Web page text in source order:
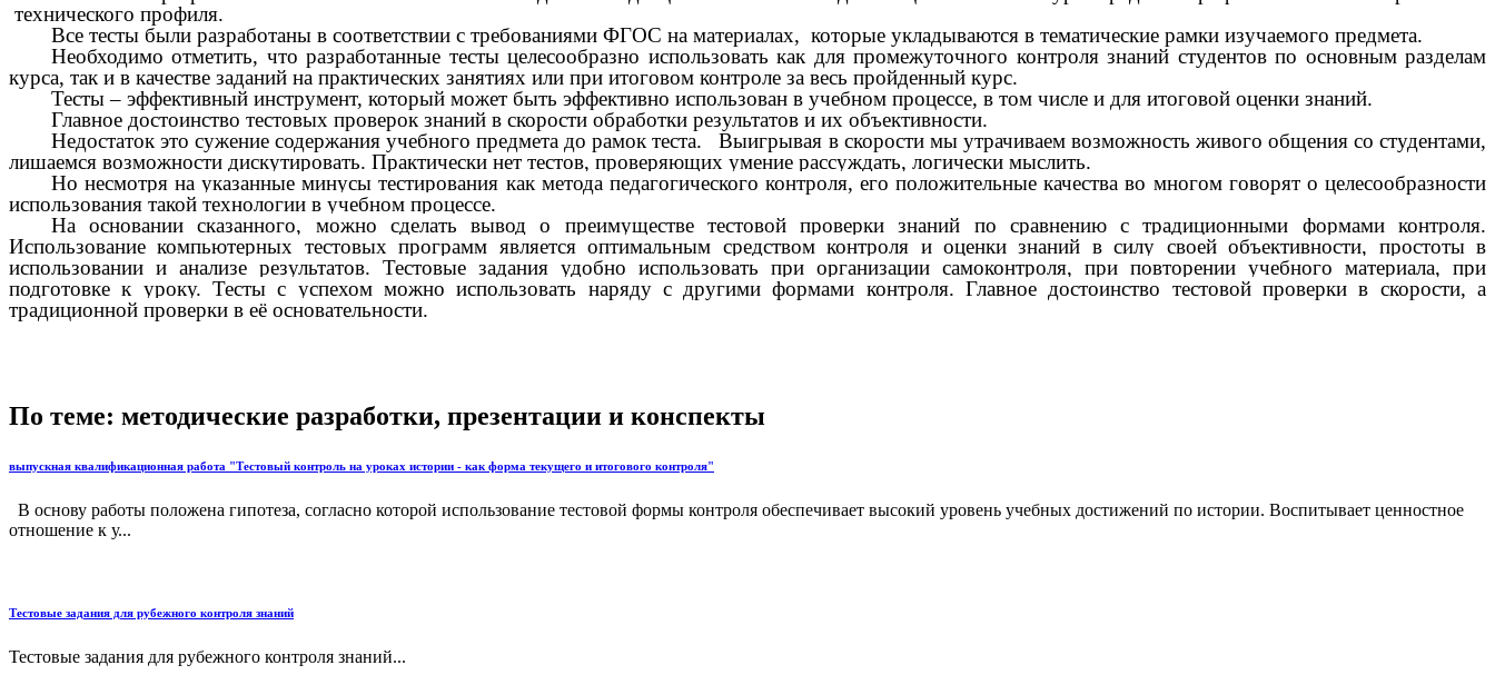
технического профиля.
Все тесты были разработаны в соответствии с требованиями ФГОС на материалах, которые укладываются в тематические рамки изучаемого предмета.
Необходимо отметить, что разработанные тесты целесообразно использовать как для промежуточного контроля знаний студентов по основным разделам
курса, так и в качестве заданий на практических занятиях или при итоговом контроле за весь пройденный курс.
Тесты – эффективный инструмент, который может быть эффективно использован в учебном процессе, в том числе и для итоговой оценки знаний.
Главное достоинство тестовых проверок знаний в скорости обработки результатов и их объективности.
Недостаток это сужение содержания учебного предмета до рамок теста. Выигрывая в скорости мы утрачиваем возможность живого общения со студентами,
лишаемся возможности дискутировать. Практически нет тестов, проверяющих умение рассуждать, логически мыслить.
Но несмотря на указанные минусы тестирования как метода педагогического контроля, его положительные качества во многом говорят о целесообразности
использования такой технологии в учебном процессе.
На основании сказанного, можно сделать вывод о преимуществе тестовой проверки знаний по сравнению с традиционными формами контроля.
Использование компьютерных тестовых программ является оптимальным средством контроля и оценки знаний в силу своей объективности, простоты в
использовании и анализе результатов. Тестовые задания удобно использовать при организации самоконтроля, при повторении учебного материала, при
подготовке к уроку. Тесты с успехом можно использовать наряду с другими формами контроля. Главное достоинство тестовой проверки в скорости, а
традиционной проверки в её основательности.
По теме: методические разработки, презентации и конспекты
выпускная квалификационная работа "Тестовый контроль на уроках истории - как форма текущего и итогового контроля"
В основу работы положена гипотеза, согласно которой использование тестовой формы контроля обеспечивает высокий уровень учебных достижений по истории. Воспитывает ценностное
отношение к у...
Тестовые задания для рубежного контроля знаний
Тестовые задания для рубежного контроля знаний...